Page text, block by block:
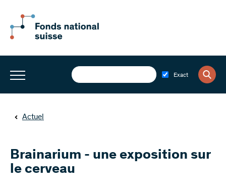
Exact
Actuel
Brainarium - une exposition sur
le cerveau